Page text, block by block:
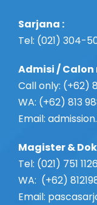
Sarjana :
Tel: (021) 304-
Admisi /
Call only: (+62)
WA: (+62) 813
Email:
Magister &
Tel: (021) 751 1126
WA: (+62)
Email: